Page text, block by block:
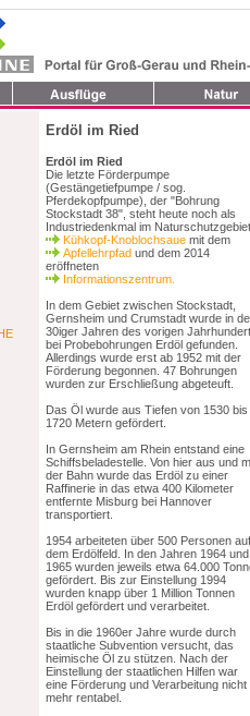
Erdöl im Ried
Erdöl im Ried
Die letzte Förderpumpe
(Gestängetiefpumpe / sog.
Pferdekopfpumpe), der "Bohrung
Stockstadt 38", steht heute noch als
Industriedenkmal im Naturschutzgebiet
Kühkopf-Knoblochsaue mit dem
Apfellehrpfad und dem 2014
eröffneten
Informationszentrum.
In dem Gebiet zwischen Stockstadt,
Gernsheim und Crumstadt wurde in
30iger Jahren des vorigen
bei Probebohrungen Erdöl gefunden.
Allerdings wurde erst ab 1952 mit der
Förderung begonnen. 47 Bohrungen
wurden zur Erschließung abgeteuft.
Das Öl wurde aus Tiefen von 1530 bis
1720 Metern gefördert.
In Gernsheim am Rhein entstand eine
Schiffsbeladestelle. Von hier aus und
der Bahn wurde das Erdöl zu einer
Raffinerie in das etwa 400 Kilometer
entfernte Misburg bei Hannover
transportiert.
1954 arbeiteten über 500 Personen auf
dem Erdölfeld. In den Jahren 1964 und
1965 wurden jeweils etwa 64.000
gefördert. Bis zur Einstellung 1994
wurden knapp über 1 Million Tonnen
Erdöl gefördert und verarbeitet.
Bis in die 1960er Jahre wurde durch
staatliche Subvention versucht, das
heimische Öl zu stützen. Nach der
Einstellung der staatlichen Hilfen war
eine Förderung und Verarbeitung nicht
mehr rentabel.